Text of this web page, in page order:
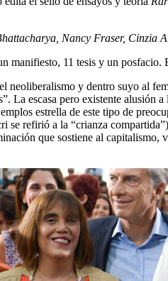
Nancy Fraser, Cinzia
manifiesto, 11 tesis y un
neoliberalismo y dentro suyo al
La escasa pero existente alusión
estrella de este tipo de
se refirió a la “crianza
que sostiene al